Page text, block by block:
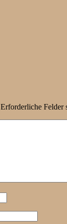
Erforderliche Felder